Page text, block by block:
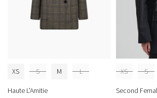
XS S M L
Haute L'Amitie
XS S
Second